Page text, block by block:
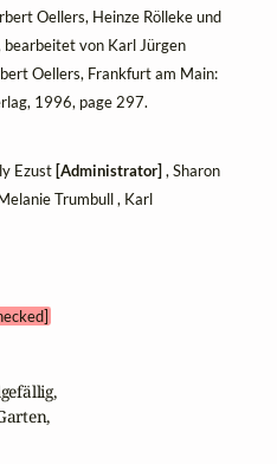
Oellers, Heinze Rölleke und
bearbeitet von Karl Jürgen
Oellers, Frankfurt am Main:
1996, page 297.
Ezust [Administrator] , Sharon
Trumbull , Karl